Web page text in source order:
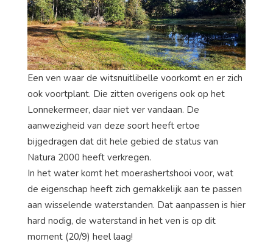
Een ven waar de witsnuitlibelle voorkomt en er zich
ook voortplant. Die zitten overigens ook op het
Lonnekermeer, daar niet ver vandaan. De
aanwezigheid van deze soort heeft ertoe
bijgedragen dat dit hele gebied de status van
Natura 2000 heeft verkregen.
In het water komt het moerashertshooi voor, wat
de eigenschap heeft zich gemakkelijk aan te passen
aan wisselende waterstanden. Dat aanpassen is hier
hard nodig, de waterstand in het ven is op dit
moment (20/9) heel laag!